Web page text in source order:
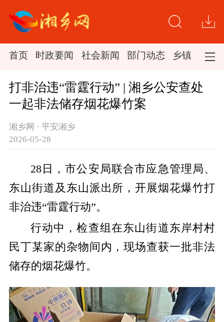
首页 时政要闻 社会新闻 部门动态 乡镇新闻
打非治违“雷霆行动” | 湘乡公安查处
一起非法储存烟花爆竹案
湘乡网 · 平安湘乡
2026-05-28
28日，市公安局联合市应急管理局、
东山街道及东山派出所，开展烟花爆竹打
非治违“雷霆行动”。
行动中，检查组在东山街道东岸村村
民丁某家的杂物间内，现场查获一批非法
储存的烟花爆竹。